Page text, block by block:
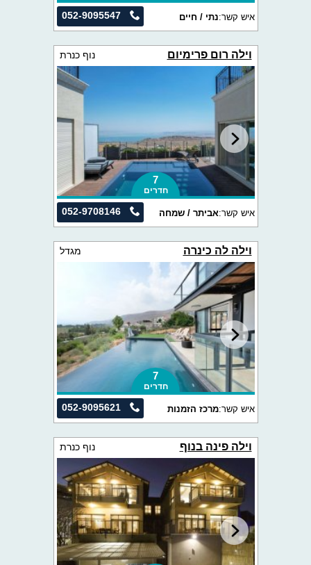
052-9095547 איש קשר:נתי / חיים
וילה רום פרימיום נוף כנרת
7
חדרים
052-9708146 איש קשר:אביתר / שמחה
וילה לה כינרה מגדל
7
חדרים
052-9095621 איש קשר:מרכז הזמנות
וילה פינה בנוף נוף כנרת